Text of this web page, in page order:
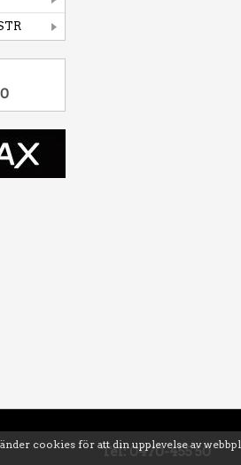
cookies för att din upplevelse av
Tel: 0470-455 50